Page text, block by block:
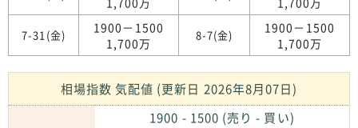
7-31(金)
1900－1500
1,700万
8-7(金)
1900－1500
1,700万
相場指数 気配値 (更新日 2026年8月07日)
1900 - 1500 (売り - 買い)